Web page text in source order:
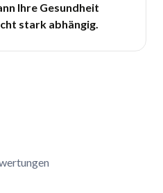
Ihre Gesundheit
stark abhängig.
für Wiederverfügbarkeit